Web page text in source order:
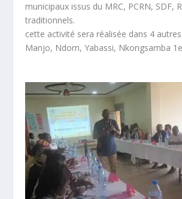
municipaux issus du MRC, PCRN, SDF,
traditionnels.
cette activité sera réalisée dans 4
Manjo, Ndom, Yabassi, Nkongsamba